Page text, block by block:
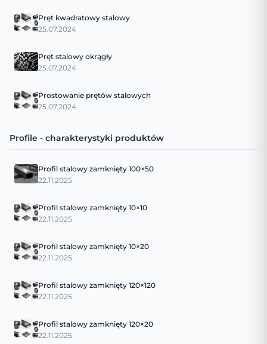
Pręt kwadratowy stalowy
25.07.2024
Pręt stalowy okrągły
25.07.2024
Prostowanie prętów stalowych
25.07.2024
Profile - charakterystyki produktów
Profil stalowy zamknięty 100×50
22.11.2025
Profil stalowy zamknięty 10×10
22.11.2025
Profil stalowy zamknięty 10×20
22.11.2025
Profil stalowy zamknięty 120×120
22.11.2025
Profil stalowy zamknięty 120×20
22.11.2025